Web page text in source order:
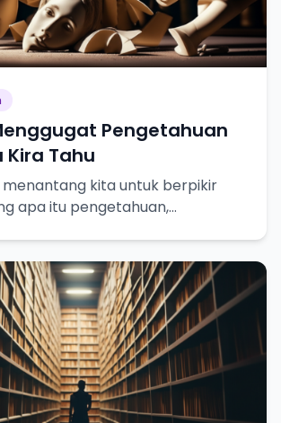
Pengetahuan
Tahu
menantang kita untuk berpikir
apa itu pengetahuan,